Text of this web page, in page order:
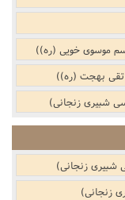
موسوی خویی (ره))
تقی بهجت (ره))
شبیری زنجانی)
شبیری زنجانی)
زنجانی)